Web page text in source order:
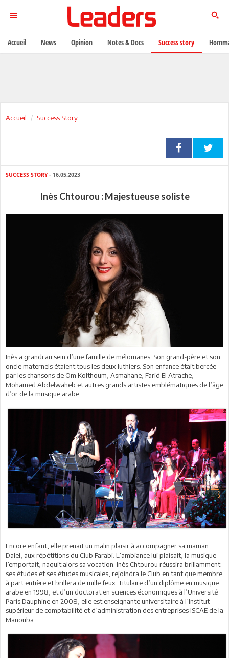
Accueil Success Story
SUCCESS STORY- 16.05.2023
Inès Chtourou : Majestueuse soliste
Inès a grandi au sein d’une famille de mélomanes. Son grand-père et son
oncle maternels étaient tous les deux luthiers. Son enfance était bercée
par les chansons de Om Kolthoum, Asmahane, Farid El Atrache,
Mohamed Abdelwaheb et autres grands artistes emblématiques de l’âge
d’or de la musique arabe.
Encore enfant, elle prenait un malin plaisir à accompagner sa maman
Dalel, aux répétitions du Club Farabi. L’ambiance lui plaisait, la musique
l’emportait, naquit alors sa vocation. Inès Chtourou réussira brillamment
ses études et ses études musicales, rejoindra le Club en tant que membre
à part entière et brillera de mille feux. Titulaire d’un diplôme en musique
arabe en 1998, et d’un doctorat en sciences économiques à l’Université
Paris Dauphine en 2008, elle est enseignante universitaire à l’Institut
supérieur de comptabilité et d’administration des entreprises ISCAE de la
Manouba.
Accueil News Opinion Notes & Docs Success story